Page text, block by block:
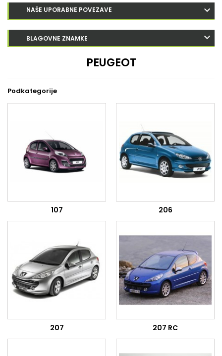
NAŠE UPORABNE POVEZAVE
BLAGOVNE ZNAMKE
PEUGEOT
Podkategorije
107 206
207 207 RC